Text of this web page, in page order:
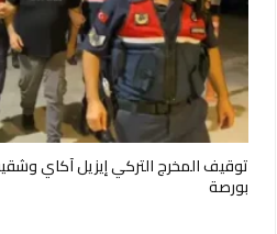
توقيف المخرج التركي إيزيل آكاي
بورصة